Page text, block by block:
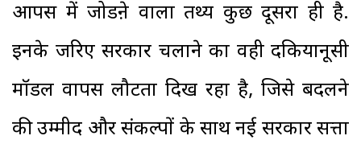
आपस में जोडऩे वाला तथ्य कुछ दूसरा ही है.
इनके जरिए सरकार चलाने का वही दकियानूसी
मॉडल वापस लौटता दिख रहा है, जिसे बदलने
की उम्मीद और संकल्पों के साथ नई सरकार सत्ता